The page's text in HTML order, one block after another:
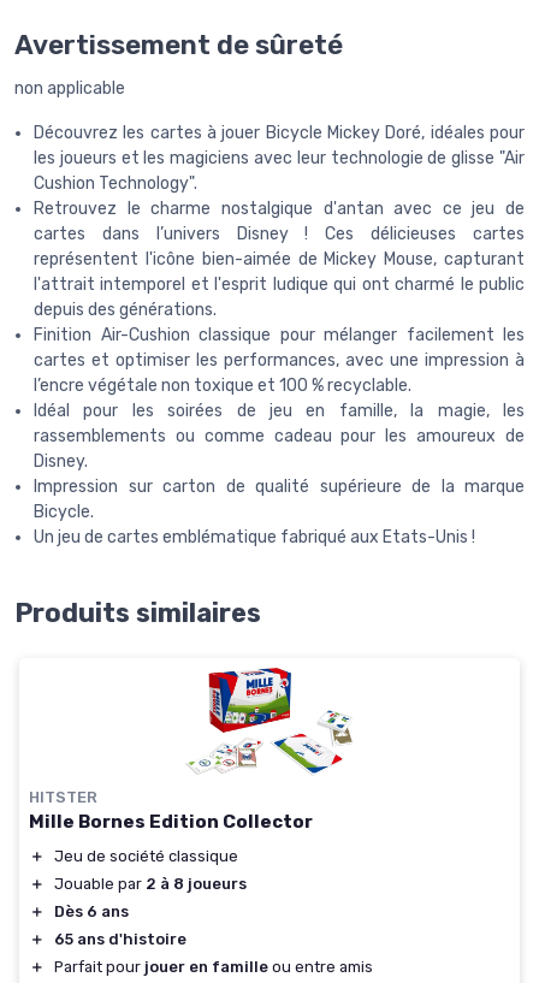
Avertissement de sûreté
non applicable
Découvrez les cartes à jouer Bicycle Mickey Doré, idéales pour
les joueurs et les magiciens avec leur technologie de glisse "Air
Cushion Technology".
Retrouvez le charme nostalgique d'antan avec ce jeu de
cartes dans l’univers Disney ! Ces délicieuses cartes
représentent l'icône bien-aimée de Mickey Mouse, capturant
l'attrait intemporel et l'esprit ludique qui ont charmé le public
depuis des générations.
Finition Air-Cushion classique pour mélanger facilement les
cartes et optimiser les performances, avec une impression à
l’encre végétale non toxique et 100 % recyclable.
Idéal pour les soirées de jeu en famille, la magie, les
rassemblements ou comme cadeau pour les amoureux de
Disney.
Impression sur carton de qualité supérieure de la marque
Bicycle.
Un jeu de cartes emblématique fabriqué aux Etats-Unis !
Produits similaires
HITSTER
Mille Bornes Edition Collector
＋
Jeu de société classique
＋
Jouable par 2 à 8 joueurs
＋
Dès 6 ans
＋
65 ans d'histoire
＋
Parfait pour jouer en famille ou entre amis